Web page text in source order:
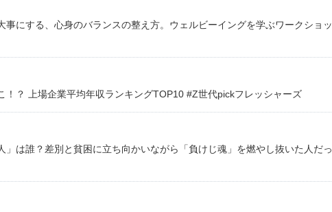
事にする、心身のバランスの整え方。ウェルビーイングを学ぶワークショッ
！？ 上場企業平均年収ランキングTOP10 #Z世代pickフレッシャーズ
」は誰？差別と貧困に立ち向かいながら「負けじ魂」を燃やし抜いた人だっ